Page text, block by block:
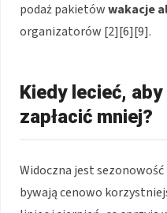
podaż pakietówwakacje
organizatorów [2][6][9].
Kiedy lecieć,
zapłacić mniej?
Widoczna jest
bywają cenowo